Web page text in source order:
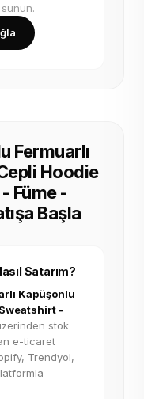
Fermuarlı
Hoodie
Füme -
Başla
Satarım?
Kapüşonlu
-
stok
e-ticaret
Trendyol,